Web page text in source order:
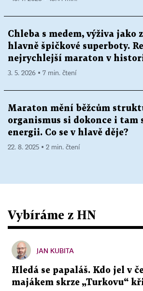
Chleba s medem, výživa jako
hlavně špičkové superboty.
nejrychlejší maraton v
3. 5. 2026 ▪ 7 min. čtení
Maraton mění běžcům
organismus si dokonce i tam
energii. Co se v hlavě děje?
22. 8. 2025 ▪ 2 min. čtení
Vybíráme z HN
JAN KUBITA
Hledá se papaláš. Kdo jel v
majákem skrze „Turkovu“